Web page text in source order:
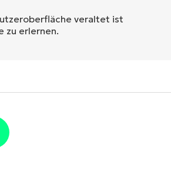
veraltet ist
zu erlernen.